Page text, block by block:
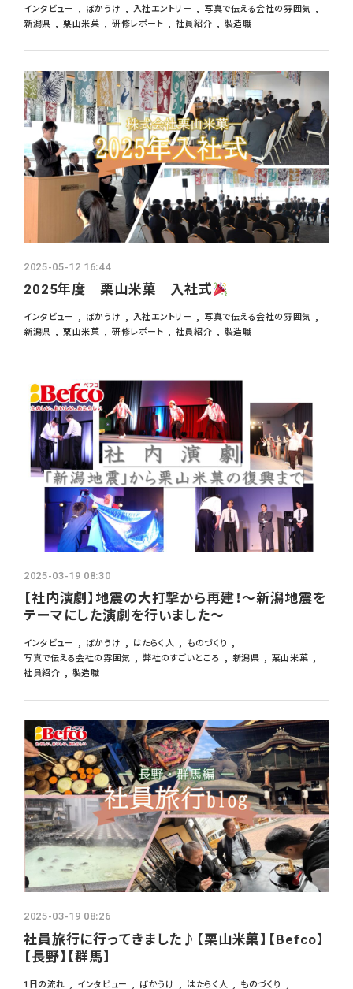
インタビュー ばかうけ 入社エントリー
写真で伝える会社の雰囲気
新潟県
栗山米菓 研修レポート 社員紹介 製造職
2025-05-12 16:44
2025年度 栗山米菓 入社式
インタビュー ばかうけ 入社エントリー
写真で伝える会社の雰囲気
新潟県
栗山米菓 研修レポート 社員紹介 製造職
2025-03-19 08:30
【社内演劇】地震の大打撃から再建！～新潟地震を
テーマにした演劇を行いました～
インタビュー ばかうけ はたらく人
ものづくり
写真で伝える会社の雰囲気
弊社のすごいところ 新潟県
栗山米菓
社員紹介
製造職
2025-03-19 08:26
社員旅行に行ってきました♪【栗山米菓】【Befco】
【長野】【群馬】
1日の流れ インタビュー ばかうけ はたらく人 ものづくり